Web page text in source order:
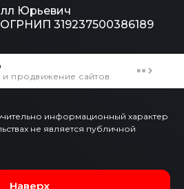
Юрьевич
ОГРНИП 319237500386189
информационный характер
не является публичной
Наверх
и продвижение сайтов